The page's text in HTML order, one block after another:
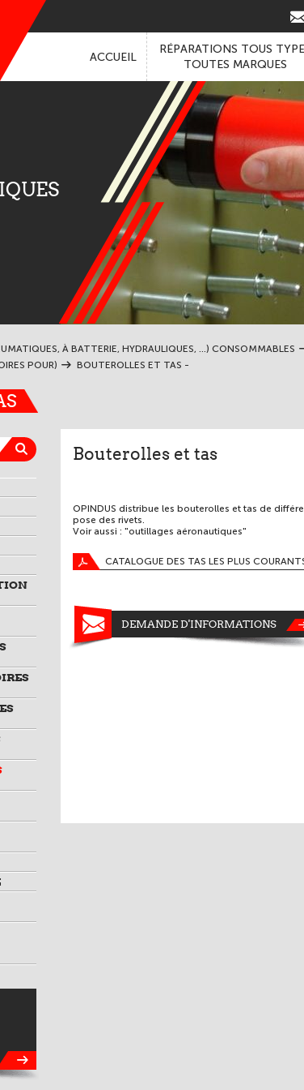
ACCUEIL
RÉPARATIONS TOUS
TOUTES MARQUES
À BATTERIE, HYDRAULIQUES, ...) CONSOMMABLES
POUR)
BOUTEROLLES ET TAS -
Bouterolles et tas
OPINDUS distribue les bouterolles et tas de
pose des rivets.
Voir aussi : "outillages aéronautiques"
CATALOGUE DES TAS LES PLUS
DEMANDE D'INFORMATIONS